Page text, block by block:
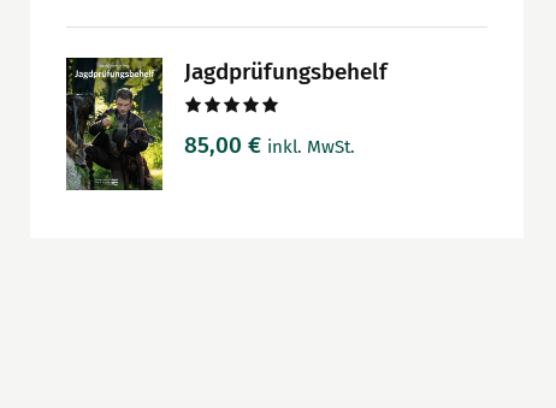
Jagdprüfungsbehelf
mit5.00
85,00 € inkl. MwSt.